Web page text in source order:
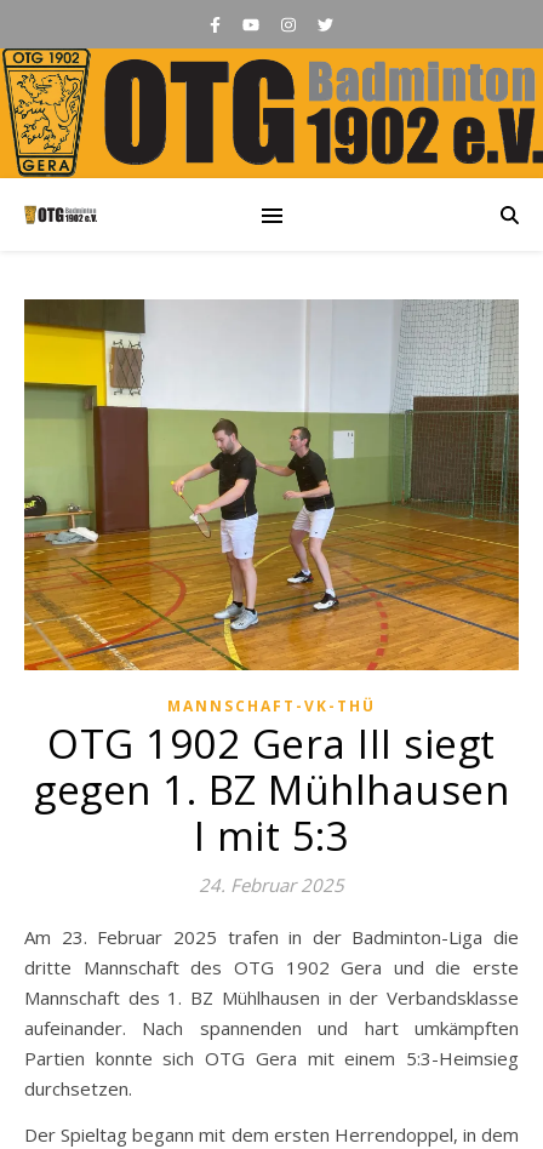
MANNSCHAFT-VK-THÜ
OTG 1902 Gera III siegt
gegen 1. BZ Mühlhausen
I mit 5:3
24. Februar 2025
Am 23. Februar 2025 trafen in der Badminton-Liga die
dritte Mannschaft des OTG 1902 Gera und die erste
Mannschaft des 1. BZ Mühlhausen in der Verbandsklasse
aufeinander. Nach spannenden und hart umkämpften
Partien konnte sich OTG Gera mit einem 5:3-Heimsieg
durchsetzen.
Der Spieltag begann mit dem ersten Herrendoppel, in dem